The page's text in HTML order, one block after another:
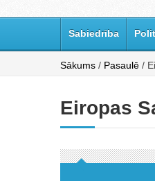
Sabiedrība
Sākums / Pasaulē /
Eiropas